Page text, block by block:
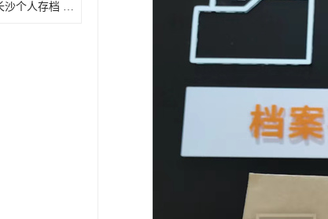
长沙档案激活 长沙个人存档 长沙档案存档